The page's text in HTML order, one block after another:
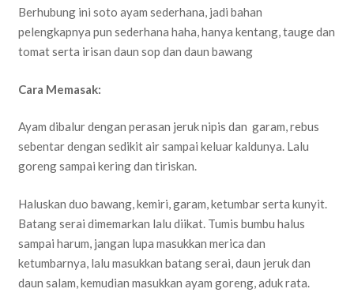
Berhubung ini soto ayam sederhana, jadi bahan
pelengkapnya pun sederhana haha, hanya kentang, tauge dan
tomat serta irisan daun sop dan daun bawang
Cara Memasak:
Ayam dibalur dengan perasan jeruk nipis dan garam, rebus
sebentar dengan sedikit air sampai keluar kaldunya. Lalu
goreng sampai kering dan tiriskan.
Haluskan duo bawang, kemiri, garam, ketumbar serta kunyit.
Batang serai dimemarkan lalu diikat. Tumis bumbu halus
sampai harum, jangan lupa masukkan merica dan
ketumbarnya, lalu masukkan batang serai, daun jeruk dan
daun salam, kemudian masukkan ayam goreng, aduk rata.